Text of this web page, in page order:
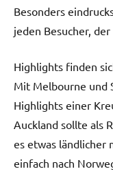
Besonders
jeden Besucher,
Highlights finden
Mit Melbourne und
Highlights einer
Auckland sollte als
es etwas ländlicher
einfach nach